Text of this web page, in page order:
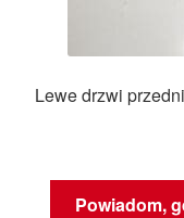
Lewe drzwi
Powiadom,